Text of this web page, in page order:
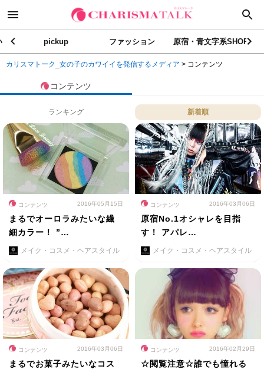
pickup ファッション 原宿・青文字系SHOP
カリスマトーク_女の子のカワイイを発信するメディア > コンテンツ
コンテンツ
ランキング 新着順
コンテンツ 2016年05月15日
まるでオーロラみたいな繊
細カラー！ ”…
メイク・コスメ・ヘアスタイル
コンテンツ 2016年03月06日
原宿No.1オシャレを目指
す！ アパレ…
メイク・コスメ・ヘアスタイル
コンテンツ 2016年03月06日
まるでお菓子みたいなコス
コンテンツ 2016年02月29日
☆閲覧注意☆誰でも憧れる